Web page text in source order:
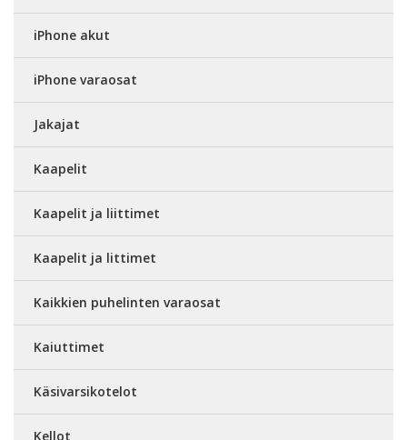
iPhone akut
iPhone varaosat
Jakajat
Kaapelit
Kaapelit ja liittimet
Kaapelit ja littimet
Kaikkien puhelinten varaosat
Kaiuttimet
Käsivarsikotelot
Kellot